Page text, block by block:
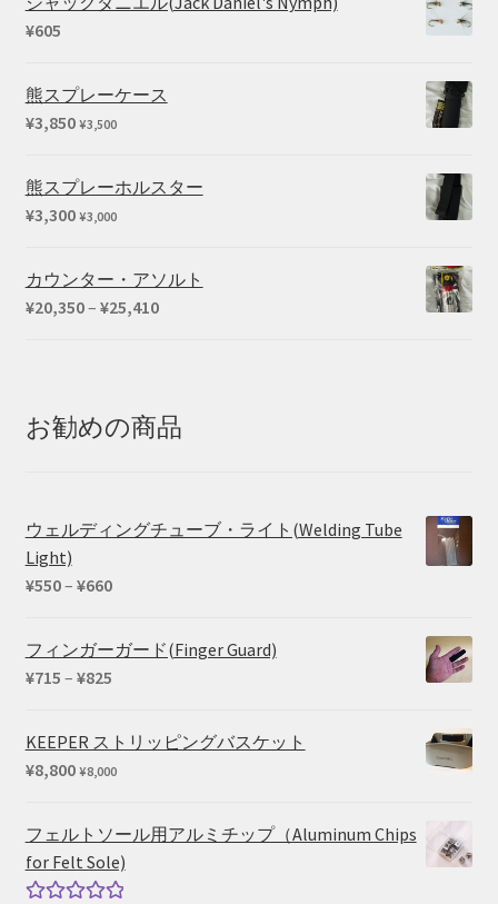
¥605
熊スプレーケース
¥3,850 ¥3,500
熊スプレーホルスター
¥3,300 ¥3,000
カウンター・アソルト
¥20,350– ¥25,410価
–
¥25,410
お勧めの商品
ウェルディングチューブ・ライト(Welding Tube
Light)
¥550– ¥660価
帯:
¥550
フィンガーガード(Finger Guard)
¥715 – ¥825価
帯:
KEEPER ストリッピングバスケット
¥8,800 ¥8,000
フェルトソール用アルミチップ（Aluminum Chips
for Felt Sole)